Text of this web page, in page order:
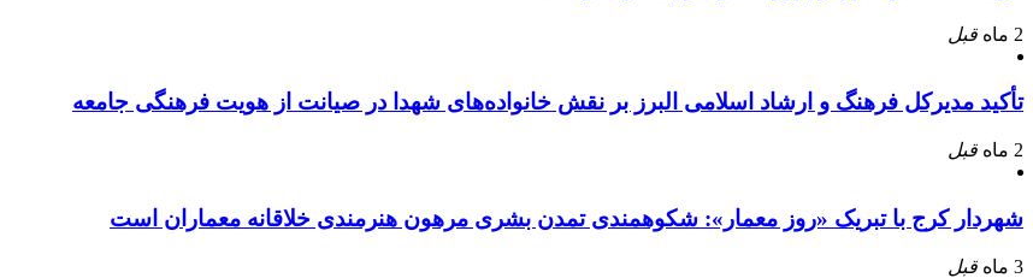
2 ماه قبل
تأکید مدیرکل فرهنگ و ارشاد اسلامی البرز بر نقش خانواده‌های شهدا در صیانت از هویت فرهنگی جامعه
2 ماه قبل
شهردار کرج با تبریک «روز معمار»: شکوهمندی تمدن بشری مرهون هنرمندی خلاقانه معماران است
3 ماه قبل